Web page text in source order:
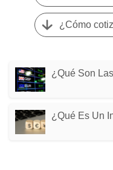
¿Qué Son
¿Qué Es Un